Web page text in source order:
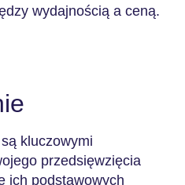
wydajnością a ceną.
kluczowymi
przedsięwzięcia
ich podstawowych